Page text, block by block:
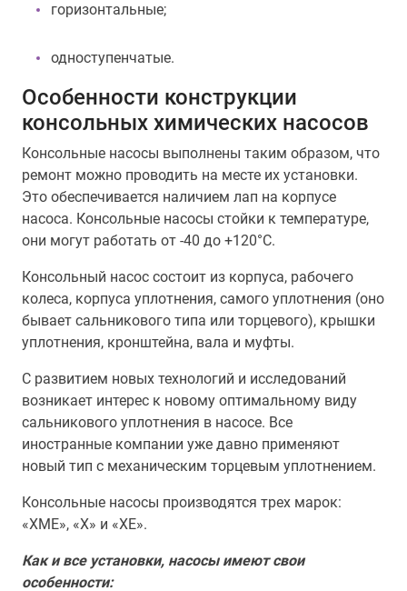
горизонтальные;
одноступенчатые.
Особенности конструкции
консольных химических насосов
Консольные насосы выполнены таким образом, что
ремонт можно проводить на месте их установки.
Это обеспечивается наличием лап на корпусе
насоса. Консольные насосы стойки к температуре,
они могут работать от -40 до +120°С.
Консольный насос состоит из корпуса, рабочего
колеса, корпуса уплотнения, самого уплотнения (оно
бывает сальникового типа или торцевого), крышки
уплотнения, кронштейна, вала и муфты.
С развитием новых технологий и исследований
возникает интерес к новому оптимальному виду
сальникового уплотнения в насосе. Все
иностранные компании уже давно применяют
новый тип с механическим торцевым уплотнением.
Консольные насосы производятся трех марок:
«ХМЕ», «Х» и «ХЕ».
Как и все установки, насосы имеют свои
особенности: